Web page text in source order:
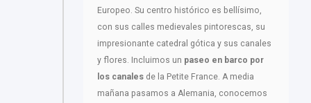
Europeo. Su centro histórico es bellísimo,
con sus calles medievales pintorescas, su
impresionante catedral gótica y sus canales
y flores. Incluimos un paseo en barco por
los canales de la Petite France. A media
mañana pasamos a Alemania, conocemos